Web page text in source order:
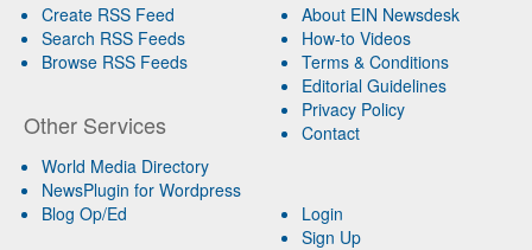
Create RSS Feed
Search RSS Feeds
Browse RSS Feeds
Other Services
World Media Directory
NewsPlugin for Wordpress
Blog Op/Ed
About EIN Newsdesk
How-to Videos
Terms & Conditions
Editorial Guidelines
Privacy Policy
Contact
Login
Sign Up